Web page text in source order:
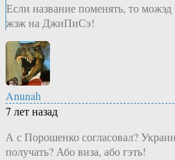
Если название поменять, то
жэж на ДжиПиСэ!
Anunah
7 лет назад
А с Порошенко согласовал?
получать? Або виза, або гэть!